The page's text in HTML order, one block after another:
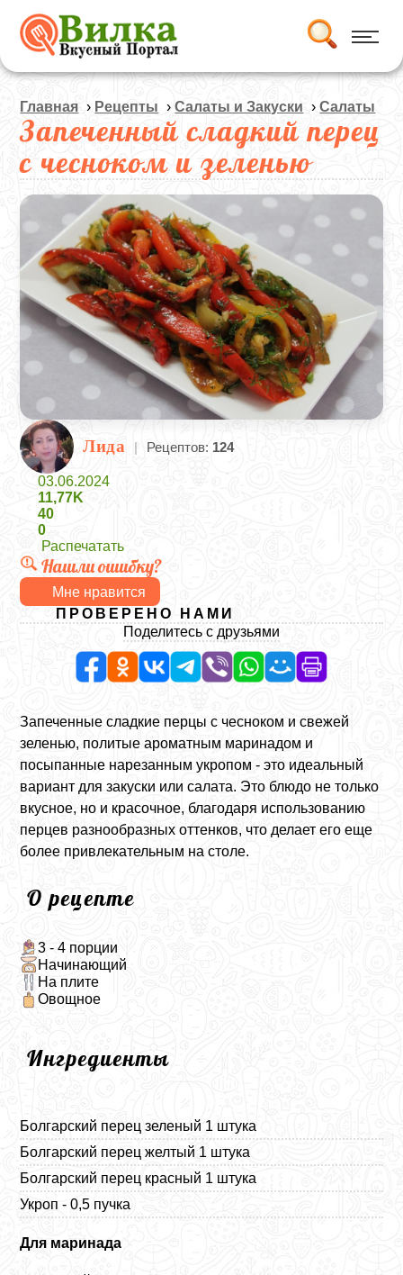
Главная › Рецепты ›Салаты и Закуски ›Салаты
Запеченный сладкий перец
с чесноком и зеленью
Лида | Рецептов: 124
03.06.2024
11,77K
40
0
Распечатать
Нашли ошибку?
Мне нравится
ПРОВЕРЕНО НАМИ
Поделитесь с друзьями
Запеченные сладкие перцы с чесноком и свежей
зеленью, политые ароматным маринадом и
посыпанные нарезанным укропом - это идеальный
вариант для закуски или салата. Это блюдо не только
вкусное, но и красочное, благодаря использованию
перцев разнообразных оттенков, что делает его еще
более привлекательным на столе.
О рецепте
3 - 4 порции
Начинающий
На плите
Овощное
Ингредиенты
Болгарский перец зеленый 1 штука
Болгарский перец желтый 1 штука
Болгарский перец красный 1 штука
Укроп - 0,5 пучка
Для маринада